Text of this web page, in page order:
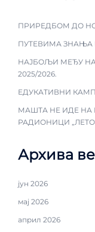
ПРИРЕДБОМ ДО
ПУТЕВИМА
НАЈБОЉИ МЕЂУ
2025/2026.
ЕДУКАТИВНИ
МАШТА НЕ ИДЕ НА
РАДИОНИЦИ
Архива
јун 2026
мај 2026
април 2026